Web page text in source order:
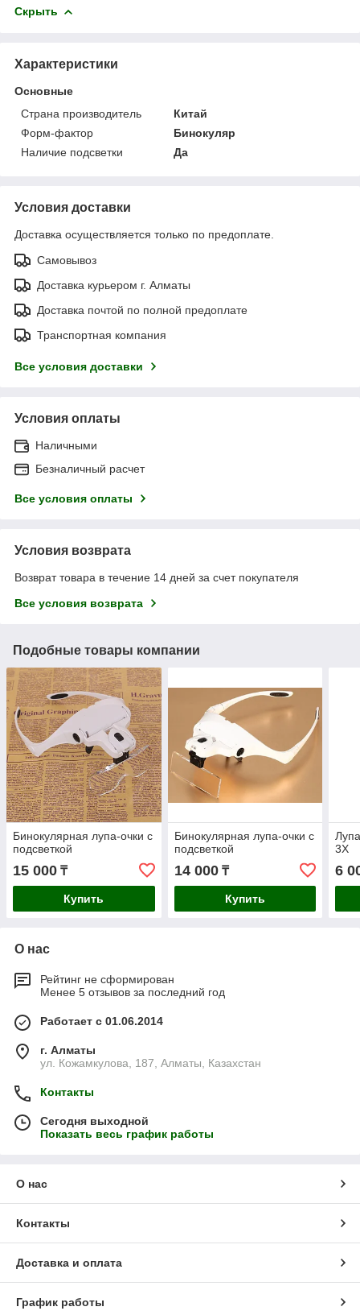
Скрыть
Характеристики
Основные
Страна производитель
Китай
Форм-фактор
Бинокуляр
Наличие подсветки
Да
Условия доставки
Доставка осуществляется только по предоплате.
Самовывоз
Доставка курьером г. Алматы
Доставка почтой по полной предоплате
Транспортная компания
Все условия доставки
Условия оплаты
Наличными
Безналичный расчет
Все условия оплаты
Условия возврата
Возврат товара в течение 14 дней за счет покупателя
Все условия возврата
Подобные товары компании
Бинокулярная лупа-очки c
подсветкой
15 000 ₸
Купить
Бинокулярная лупа-очки c
подсветкой
14 000₸
Купить
3X
6
О нас
Рейтинг не сформирован
Менее 5 отзывов за последний год
Работает с 01.06.2014
г. Алматы
ул. Кожамкулова, 187, Алматы, Казахстан
Контакты
Сегодня выходной
Показать весь график работы
О нас
Контакты
Доставка и оплата
График работы